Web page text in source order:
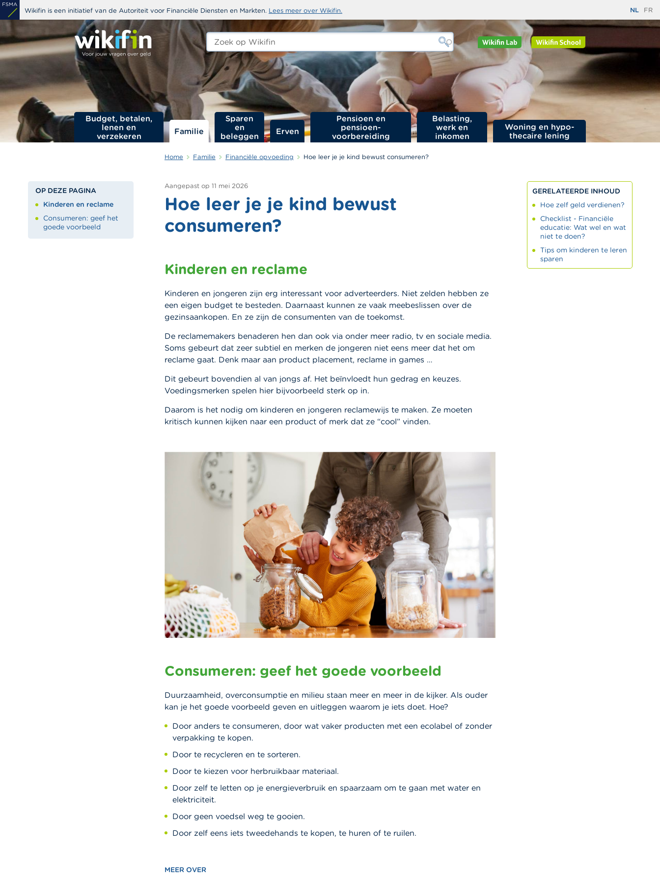
Overslaan
en
de
inhoud
Wikifin is een initiatief van de Autoriteit voor Financiële Diensten en Markten. Lees meer over Wikifin. NL FR
Zoeken
edit-
Budget, betalen,
lenen en
verzekeren
Familie
Sparen
en
beleggen
Erven
Pensioen en
pensioen­
voorbereiding
Belasting,
werk en
inkomen
Woning en hypo­
thecaire lening
Home Familie Financiële opvoeding Hoe leer je je kind bewust consumeren?
Aangepast op 11 mei 2026
Hoe leer je je kind bewust
consumeren?
OP DEZE PAGINA
Kinderen en reclame
Consumeren: geef het
goede voorbeeld
Kinderen en reclame
Kinderen en jongeren zijn erg interessant voor adverteerders. Niet zelden hebben ze
een eigen budget te besteden. Daarnaast kunnen ze vaak meebeslissen over de
gezinsaankopen. En ze zijn de consumenten van de toekomst.
De reclamemakers benaderen hen dan ook via onder meer radio, tv en sociale media.
Soms gebeurt dat zeer subtiel en merken de jongeren niet eens meer dat het om
reclame gaat. Denk maar aan product placement, reclame in games …
Dit gebeurt bovendien al van jongs af. Het beïnvloedt hun gedrag en keuzes.
Voedingsmerken spelen hier bijvoorbeeld sterk op in.
Daarom is het nodig om kinderen en jongeren reclamewijs te maken. Ze moeten
kritisch kunnen kijken naar een product of merk dat ze “cool” vinden.
Consumeren: geef het goede voorbeeld
Duurzaamheid, overconsumptie en milieu staan meer en meer in de kijker. Als ouder
kan je het goede voorbeeld geven en uitleggen waarom je iets doet. Hoe?
Door anders te consumeren, door wat vaker producten met een ecolabel of zonder
verpakking te kopen.
Door te recycleren en te sorteren.
Door te kiezen voor herbruikbaar materiaal.
Door zelf te letten op je energieverbruik en spaarzaam om te gaan met water en
elektriciteit.
Door geen voedsel weg te gooien.
Door zelf eens iets tweedehands te kopen, te huren of te ruilen.
GERELATEERDE INHOUD
Hoe zelf geld verdienen?
Checklist - Financiële
educatie: Wat wel en wat
niet te doen?
Tips om kinderen te leren
sparen
MEER OVER